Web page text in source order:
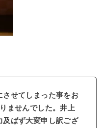
させてしまった事をお
ませんでした。井上
及ばず大変申し訳ござ